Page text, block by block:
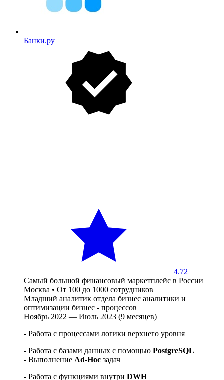
Банки.ру
4.72
Самый большой финансовый маркетплейс в России
Москва • От 100 до 1000 сотрудников
Младший аналитик отдела бизнес аналитики и
оптимизации бизнес - процессов
Ноябрь 2022 — Июль 2023 (9 месяцев)
- Работа с процессами логики верхнего уровня
- Работа с базами данных с помощью PostgreSQL
- Выполнение Ad-Hoc задач
- Работа с функциями внутри DWH